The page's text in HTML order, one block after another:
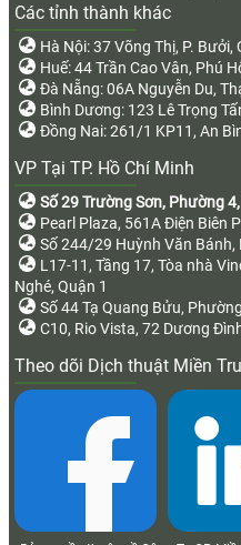
Các tỉnh thành khác
Hà Nội: 37 Võng Thị, P. Bưởi,
Huế: 44 Trần Cao Vân, Phú
Đà Nẵng: 06A Nguyễn Du,
Bình Dương: 123 Lê Trọng
Đồng Nai: 261/1 KP11, An
VP Tại TP. Hồ Chí Minh
Số 29 Trường Sơn, Phường
Pearl Plaza, 561A Điện Biên
Số 244/29 Huỳnh Văn
L17-11, Tầng 17, Tòa nhà
Nghé, Quận 1
Số 44 Tạ Quang Bửu,
C10, Rio Vista, 72 Dương
Theo dõi Dịch thuật Miền